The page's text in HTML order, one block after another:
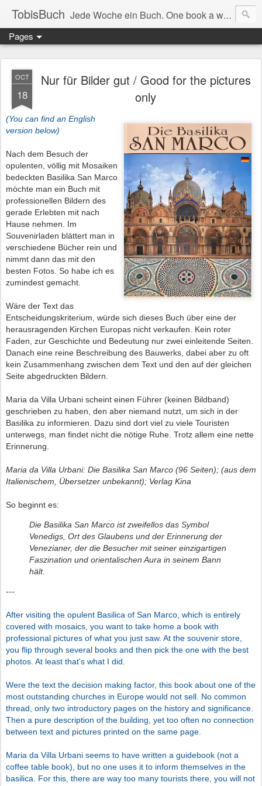
TobisBuch Jede Woche ein Buch. One book a week.
Pages
OCT
18
Nur für Bilder gut / Good for the pictures
only
(You can find an English
version below)
Nach dem Besuch der
opulenten, völlig mit Mosaiken
bedeckten Basilika San Marco
möchte man ein Buch mit
professionellen Bildern des
gerade Erlebten mit nach
Hause nehmen. Im
Souvenirladen blättert man in
verschiedene Bücher rein und
nimmt dann das mit den
besten Fotos. So habe ich es
zumindest gemacht.
Wäre der Text das
Entscheidungskriterium, würde sich dieses Buch über eine der
herausragenden Kirchen Europas nicht verkaufen. Kein roter
Faden, zur Geschichte und Bedeutung nur zwei einleitende Seiten.
Danach eine reine Beschreibung des Bauwerks, dabei aber zu oft
kein Zusammenhang zwischen dem Text und den auf der gleichen
Seite abgedruckten Bildern.
Maria da Villa Urbani scheint einen Führer (keinen Bildband)
geschrieben zu haben, den aber niemand nutzt, um sich in der
Basilika zu informieren. Dazu sind dort viel zu viele Touristen
unterwegs, man findet nicht die nötige Ruhe. Trotz allem eine nette
Erinnerung.
Maria da Villa Urbani: Die Basilika San Marco (96 Seiten); (aus dem
Italienischem, Übersetzer unbekannt); Verlag Kina
So beginnt es:
Die Basilika San Marco ist zweifellos das Symbol
Venedigs, Ort des Glaubens und der Erinnerung der
Venezianer, der die Besucher mit seiner einzigartigen
Faszination und orientalischen Aura in seinem Bann
hält.
---
After visiting the opulent Basilica of San Marco, which is entirely
covered with mosaics, you want to take home a book with
professional pictures of what you just saw. At the souvenir store,
you flip through several books and then pick the one with the best
photos. At least that's what I did.
Were the text the decision making factor, this book about one of the
most outstanding churches in Europe would not sell. No common
thread, only two introductory pages on the history and significance.
Then a pure description of the building, yet too often no connection
between text and pictures printed on the same page.
Maria da Villa Urbani seems to have written a guidebook (not a
coffee table book), but no one uses it to inform themselves in the
basilica. For this, there are way too many tourists there, you will not